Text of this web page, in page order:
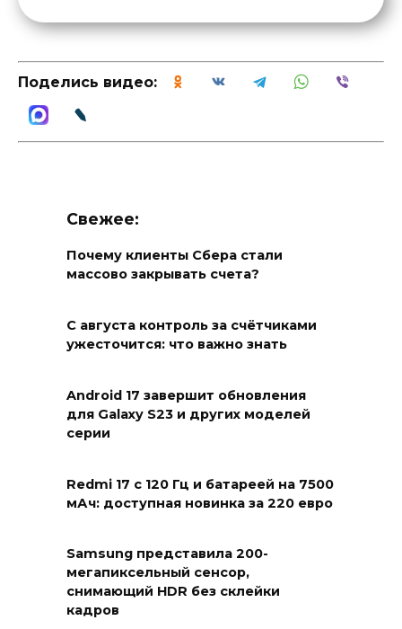
Поделись видео:
Свежее:
Почему клиенты Сбера стали
массово закрывать счета?
С августа контроль за счётчиками
ужесточится: что важно знать
Android 17 завершит обновления
для Galaxy S23 и других моделей
серии
Redmi 17 с 120 Гц и батареей на 7500
мАч: доступная новинка за 220 евро
Samsung представила 200-
мегапиксельный сенсор,
снимающий HDR без склейки
кадров